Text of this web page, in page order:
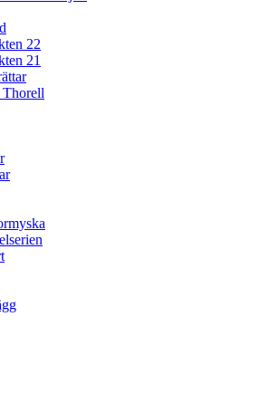
22
21
Thorell